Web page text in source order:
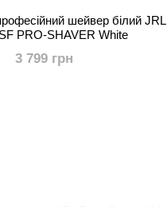
шейвер білий JRL
PRO-SHAVER White
3 799 грн